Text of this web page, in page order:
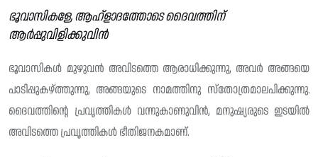
ഭൂവാസികളേ, ആഹ്ളാദത്തോടെ ദൈവത്തിന്
ആർപ്പുവിളിക്കുവിൻ
ഭൂവാസികൾ മുഴുവൻ അവിടത്തെ ആരാധിക്കുന്നു, അവർ അങ്ങയെ
പാടിപ്പുകഴ്ത്തുന്നു, അങ്ങയുടെ നാമത്തിനു സ്തോത്രമാലപിക്കുന്നു.
ദൈവത്തിന്റെ പ്രവൃത്തികൾ വന്നുകാണുവിൻ, മനുഷ്യരുടെ ഇടയിൽ
അവിടത്തെ പ്രവൃത്തികൾ ഭീതിജനകമാണ്.